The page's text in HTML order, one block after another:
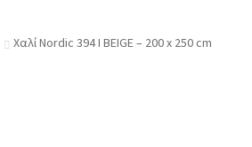
Χαλί Nordic 394 I BEIGE – 200 x 250 cm